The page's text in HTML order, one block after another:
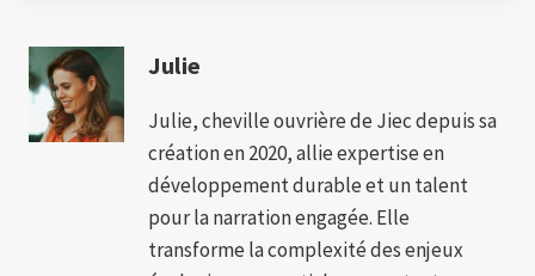
Julie
Julie, cheville ouvrière de Jiec depuis sa
création en 2020, allie expertise en
développement durable et un talent
pour la narration engagée. Elle
transforme la complexité des enjeux